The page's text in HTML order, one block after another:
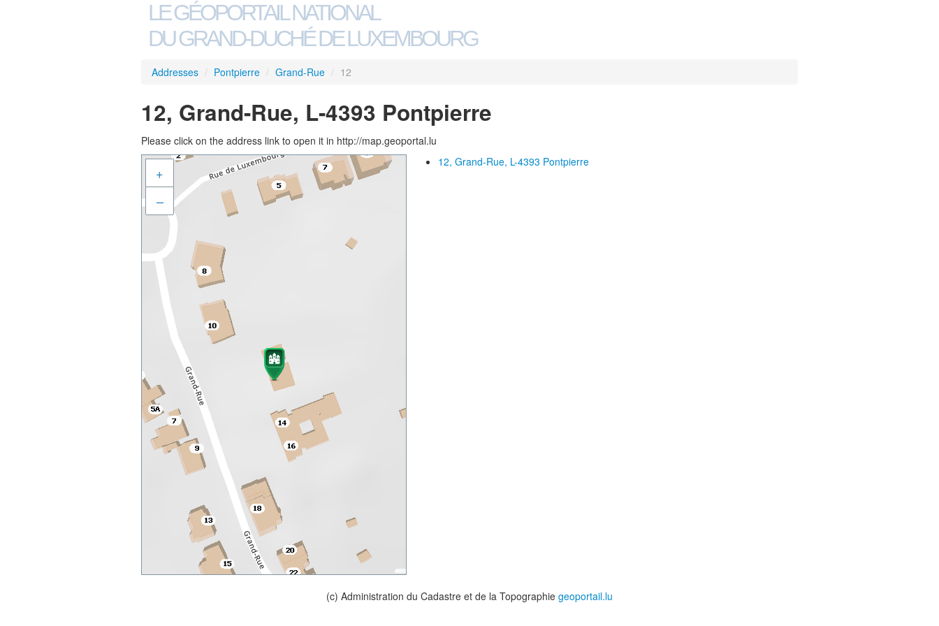
LE GÉOPORTAIL NATIONAL
DU GRAND-DUCHÉ DE LUXEMBOURG
Addresses / Pontpierre / Grand-Rue / 12
12, Grand-Rue, L-4393 Pontpierre
Please click on the address link to open it in http://map.geoportal.lu
+
–
12, Grand-Rue, L-4393 Pontpierre
(c) Administration du Cadastre et de la Topographie geoportail.lu